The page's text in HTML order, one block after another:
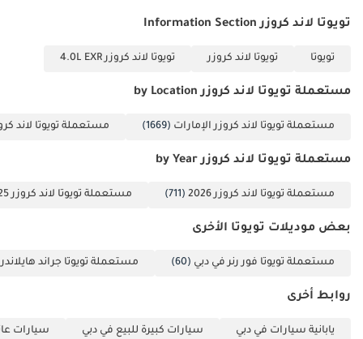
تويوتا لاند كروزر Information Section
تويوتا تويوتا لاند كروزر تويوتا لاند كروزر 4.0L EXR
مستعملة تويوتا لاند كروزر by Location
مستعملة تويوتا لاند كروزر الإمارات (1669) مستعملة تويوتا لاند
مستعملة تويوتا لاند كروزر by Year
مستعملة تويوتا لاند كروزر 2026 (711) مستعملة تويوتا لاند كروزر 2025
بعض موديلات تويوتا الأخرى
مستعملة تويوتا فور رنر في دبي (60) مستعملة تويوتا جراند
روابط أخرى
يابانية سيارات في دبي سيارات كبيرة للبيع في دبي سيارات